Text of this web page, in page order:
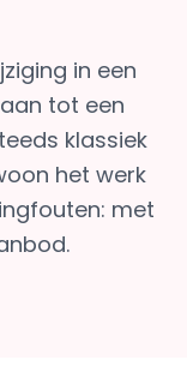
in een
tot een
klassiek
het werk
met